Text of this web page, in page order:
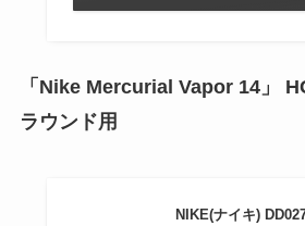
「Nike Mercurial Vapor 14」
ラウンド用
NIKE(ナイキ)